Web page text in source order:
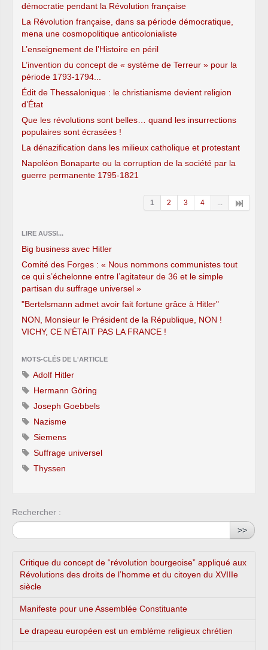
démocratie pendant la Révolution française
La Révolution française, dans sa période démocratique,
mena une cosmopolitique anticolonialiste
L’enseignement de l’Histoire en péril
L’invention du concept de « système de Terreur » pour la
période 1793-1794...
Édit de Thessalonique : le christianisme devient religion
d’État
Que les révolutions sont belles… quand les insurrections
populaires sont écrasées !
La dénazification dans les milieux catholique et protestant
Napoléon Bonaparte ou la corruption de la société par la
guerre permanente 1795-1821
1 2 3 4 ...
LIRE AUSSI...
Big business avec Hitler
Comité des Forges : « Nous nommons communistes tout
ce qui s’échelonne entre l’agitateur de 36 et le simple
partisan du suffrage universel »
"Bertelsmann admet avoir fait fortune grâce à Hitler"
NON, Monsieur le Président de la République, NON !
VICHY, CE N’ÉTAIT PAS LA FRANCE !
MOTS-CLÉS DE L'ARTICLE
Adolf Hitler
Hermann Göring
Joseph Goebbels
Nazisme
Siemens
Suffrage universel
Thyssen
Rechercher :
>>
Critique du concept de “révolution bourgeoise” appliqué aux
Révolutions des droits de l’homme et du citoyen du XVIIIe
siècle
Manifeste pour une Assemblée Constituante
Le drapeau européen est un emblème religieux chrétien